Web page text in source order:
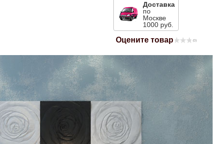
Доставка
по
Москве
1000 руб.
Оцените товар (0)
Renault
Suzuki